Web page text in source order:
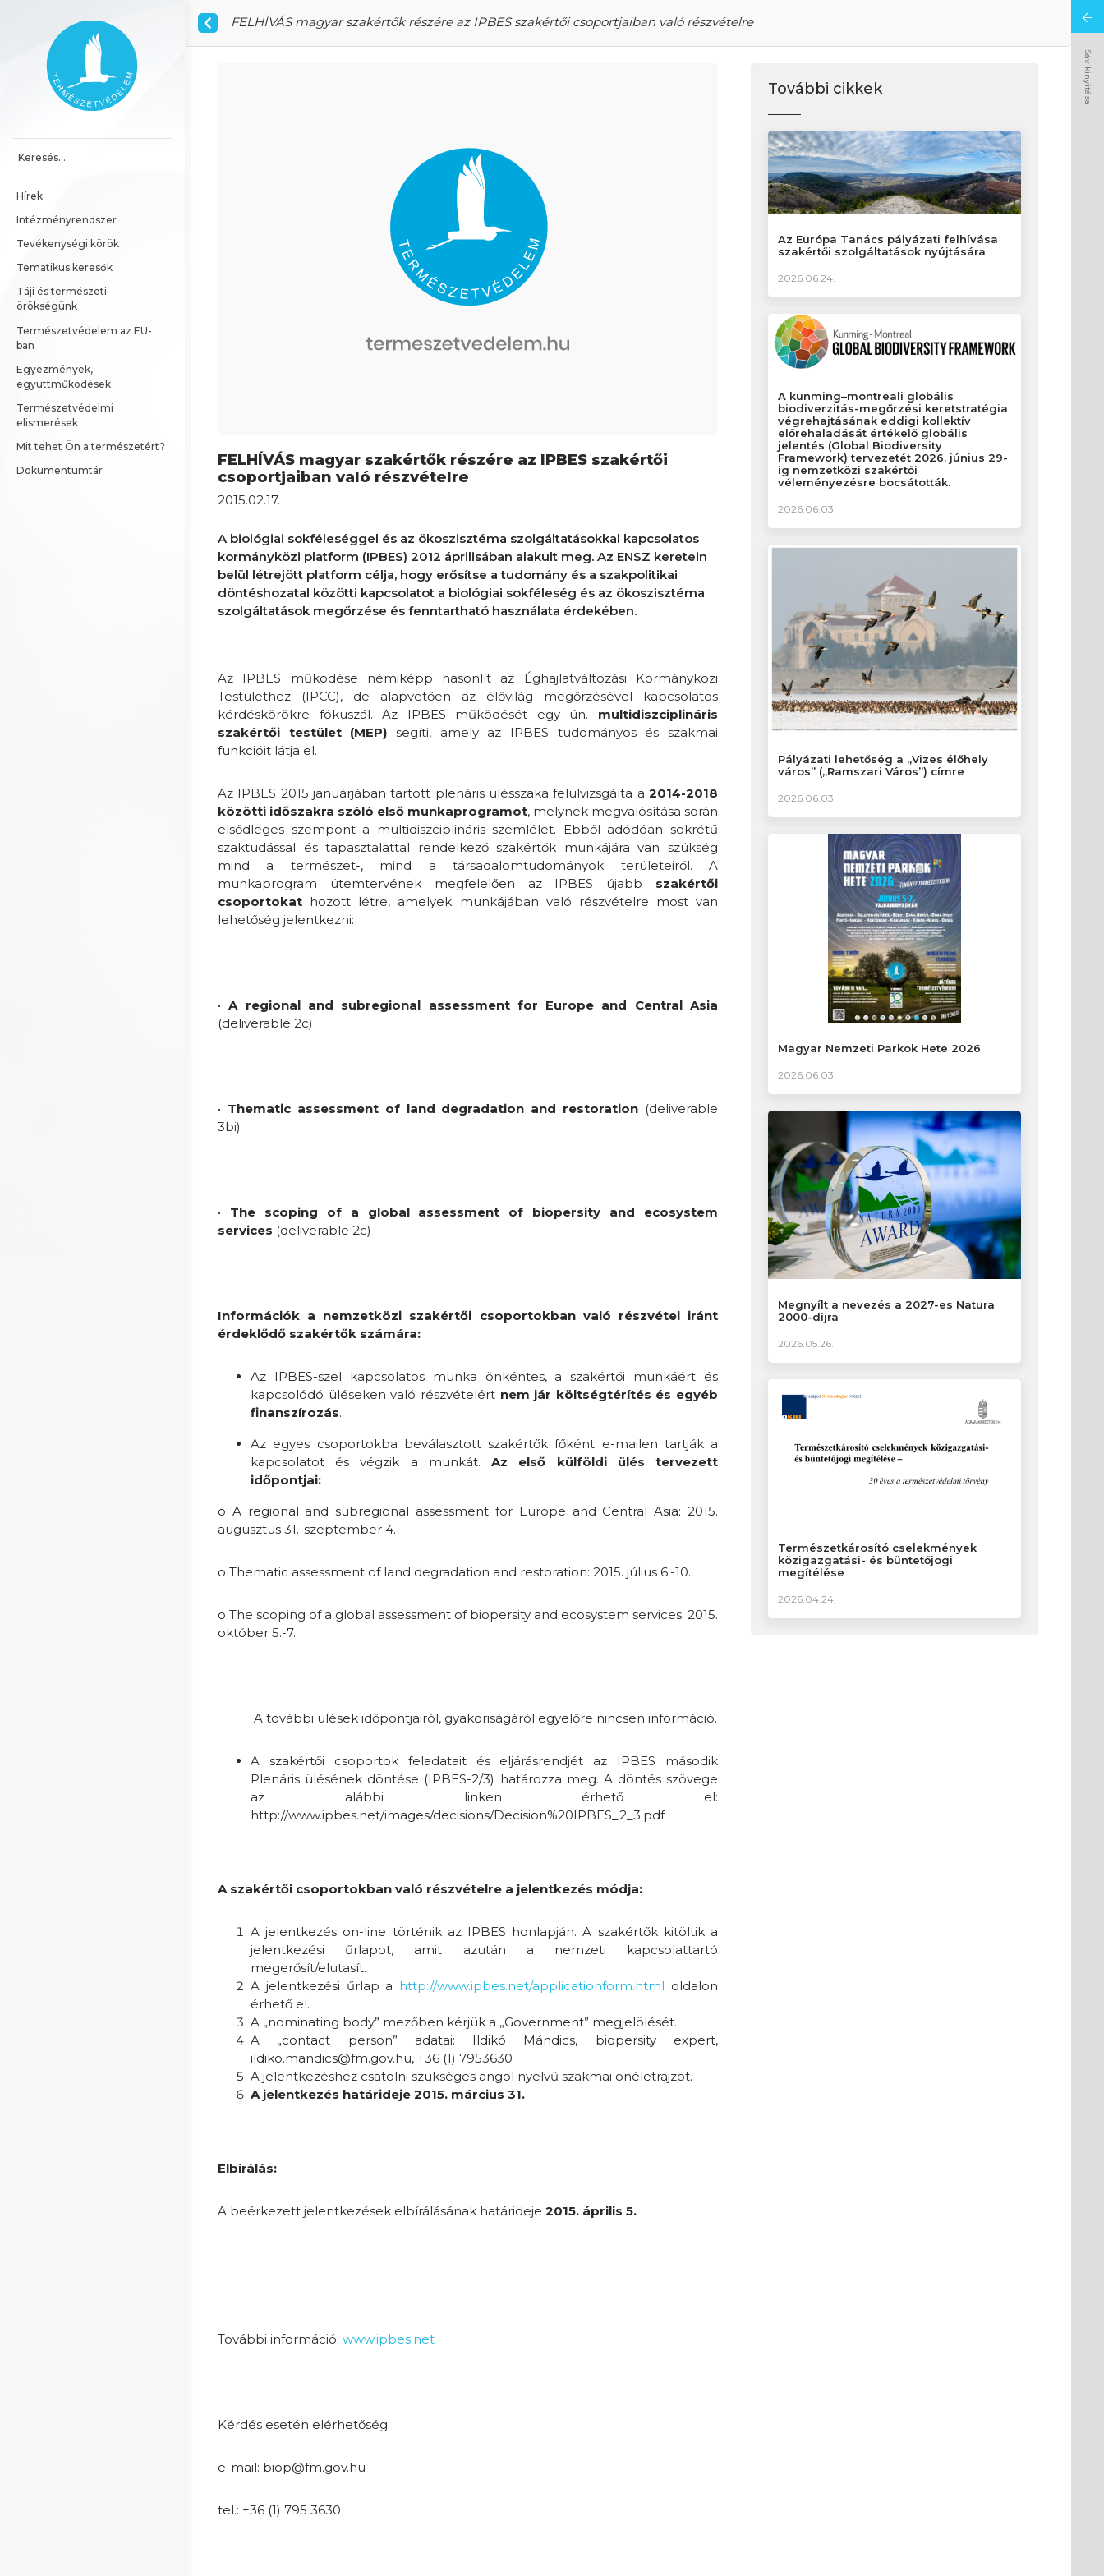
Főoldal
Hírek
Intézményrendszer
Tevékenységi körök
Tematikus keresők
Táji és természeti
örökségünk
Természetvédelem az EU-
ban
Egyezmények,
együttműködések
Természetvédelmi
elismerések
Mit tehet Ön a természetért?
Dokumentumtár
FELHÍVÁS magyar szakértők részére az IPBES szakértői csoportjaiban való részvételre
FELHÍVÁS magyar szakértők részére az IPBES szakértői
csoportjaiban való részvételre
2015.02.17.
A biológiai sokféleséggel és az ökoszisztéma szolgáltatásokkal kapcsolatos
kormányközi platform (IPBES) 2012 áprilisában alakult meg. Az ENSZ keretein
belül létrejött platform célja, hogy erősítse a tudomány és a szakpolitikai
döntéshozatal közötti kapcsolatot a biológiai sokféleség és az ökoszisztéma
szolgáltatások megőrzése és fenntartható használata érdekében.
Az IPBES működése némiképp hasonlít az Éghajlatváltozási Kormányközi
Testülethez (IPCC), de alapvetően az élővilág megőrzésével kapcsolatos
kérdéskörökre fókuszál. Az IPBES működését egy ún. multidiszciplináris
szakértői testület (MEP) segíti, amely az IPBES tudományos és szakmai
funkcióit látja el.
Az IPBES 2015 januárjában tartott plenáris ülésszaka felülvizsgálta a 2014-2018
közötti időszakra szóló első munkaprogramot, melynek megvalósítása során
elsődleges szempont a multidiszciplináris szemlélet. Ebből adódóan sokrétű
szaktudással és tapasztalattal rendelkező szakértők munkájára van szükség
mind a természet-, mind a társadalomtudományok területeiről. A
munkaprogram ütemtervének megfelelően az IPBES újabb szakértői
csoportokat hozott létre, amelyek munkájában való részvételre most van
lehetőség jelentkezni:
•A regional and subregional assessment for Europe and Central Asia
(deliverable 2c)
• Thematic assessment of land degradation and restoration (deliverable
3bi)
• The scoping of a global assessment of biopersity and ecosystem
services (deliverable 2c)
Információk a nemzetközi szakértői csoportokban való részvétel iránt
érdeklődő szakértők számára:
Az IPBES-szel kapcsolatos munka önkéntes, a szakértői munkáért és
kapcsolódó üléseken való részvételért nem jár költségtérítés és egyéb
finanszírozás.
Az egyes csoportokba beválasztott szakértők főként e-mailen tartják a
kapcsolatot és végzik a munkát.Az első külföldi ülés tervezett
időpontjai:
o A regional and subregional assessment for Europe and Central Asia: 2015.
augusztus 31.-szeptember 4.
o Thematic assessment of land degradation and restoration: 2015. július 6.-10.
o The scoping of a global assessment of biopersity and ecosystem services: 2015.
október 5.-7.
A további ülések időpontjairól, gyakoriságáról egyelőre nincsen információ.
A szakértői csoportok feladatait és eljárásrendjét az IPBES második
Plenáris ülésének döntése (IPBES-2/3) határozza meg. A döntés szövege
az alábbi linken érhető el:
http://www.ipbes.net/images/decisions/Decision%20IPBES_2_3.pdf
A szakértői csoportokban való részvételre a jelentkezés módja:
A jelentkezés on-line történik az IPBES honlapján. A szakértők kitöltik a
jelentkezési űrlapot, amit azután a nemzeti kapcsolattartó
megerősít/elutasít.
A jelentkezési űrlap a http://www.ipbes.net/applicationform.html oldalon
érhető el.
A „nominating body” mezőben kérjük a „Government” megjelölését.
A „contact person” adatai: Ildikó Mándics, biopersity expert,
ildiko.mandics@fm.gov.hu, +36 (1) 7953630
A jelentkezéshez csatolni szükséges angol nyelvű szakmai önéletrajzot.
A jelentkezés határideje 2015. március 31.
Elbírálás:
A beérkezett jelentkezések elbírálásának határideje 2015. április 5.
További információ: www.ipbes.net
Kérdés esetén elérhetőség:
e-mail: biop@fm.gov.hu
tel.: +36 (1) 795 3630
További cikkek
Az Európa Tanács pályázati felhívása
szakértői szolgáltatások nyújtására
2026.06.24.
A kunming–montreali globális
biodiverzitás-megőrzési keretstratégia
végrehajtásának eddigi kollektív
előrehaladását értékelő globális
jelentés (Global Biodiversity
Framework) tervezetét 2026. június 29-
ig nemzetközi szakértői
véleményezésre bocsátották.
2026.06.03.
Pályázati lehetőség a „Vizes élőhely
város” („Ramszari Város”) címre
2026.06.03.
Magyar Nemzeti Parkok Hete 2026
2026.06.03.
Megnyílt a nevezés a 2027-es Natura
2000-díjra
2026.05.26.
Természetkárosító cselekmények
közigazgatási- és büntetőjogi
megítélése
2026.04.24.
Sáv kinyitása